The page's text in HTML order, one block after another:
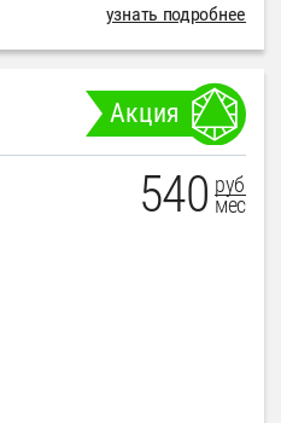
узнать подробнее
Акция
540 руб
мес